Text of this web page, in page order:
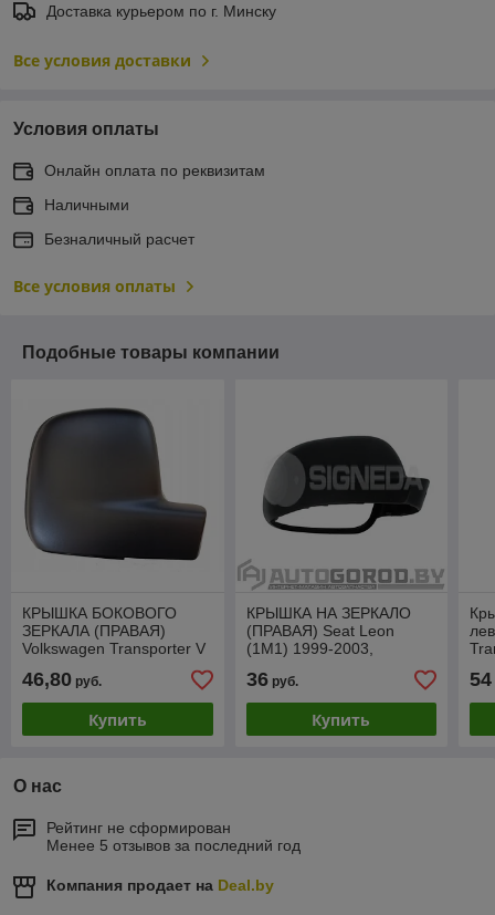
Доставка курьером по г. Минску
Все условия доставки
Условия оплаты
Онлайн оплата по реквизитам
Наличными
Безналичный расчет
Все условия оплаты
Подобные товары компании
КРЫШКА БОКОВОГО
ЗЕРКАЛА (ПРАВАЯ)
Volkswagen Transporter V
VVWM1016DR
46,80 руб.
Купить
КРЫШКА НА ЗЕРКАЛО
(ПРАВАЯ) Seat Leon
(1M1) 1999-2003,
36руб.
Купить
54
О нас
Рейтинг не сформирован
Менее 5 отзывов за последний год
Компания продает на Deal.by